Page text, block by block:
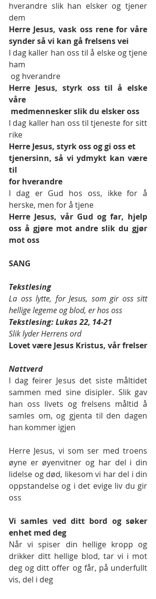
hverandre slik han elsker og tjener
dem
Herre Jesus, vask oss rene for våre
synder så vi kan gå frelsens vei
I dag kaller han oss til å elske og tjene
ham
og hverandre
Herre Jesus, styrk oss til å elske
våre
medmennesker slik du elsker oss
I dag kaller han oss til tjeneste for sitt
rike
Herre Jesus, styrk oss og gi oss et
tjenersinn, så vi ydmykt kan være
til
for hverandre
I dag er Gud hos oss, ikke for å
herske, men for å tjene
Herre Jesus, vår Gud og far, hjelp
oss å gjøre mot andre slik du gjør
mot oss
SANG
Tekstlesing
La oss lytte, for Jesus, som gir oss sitt
hellige legeme og blod, er hos oss
Tekstlesing: Lukas 22, 14-21
Slik lyder Herrens ord
Nattverd
I dag feirer Jesus det siste måltidet
sammen med sine disipler. Slik gav
han oss livets og frelsens måltid å
samles om, og gjenta til den dagen
han kommer igjen
Herre Jesus, vi som ser med troens
øyne er øyenvitner og har del i din
lidelse og død, likesom vi har del i din
oppstandelse og i det evige liv du gir
oss
Vi samles ved ditt bord og søker
enhet med deg
Når vi spiser din hellige kropp og
drikker ditt hellige blod, tar vi i mot
deg og ditt offer og får, på underfullt
vis, del i deg